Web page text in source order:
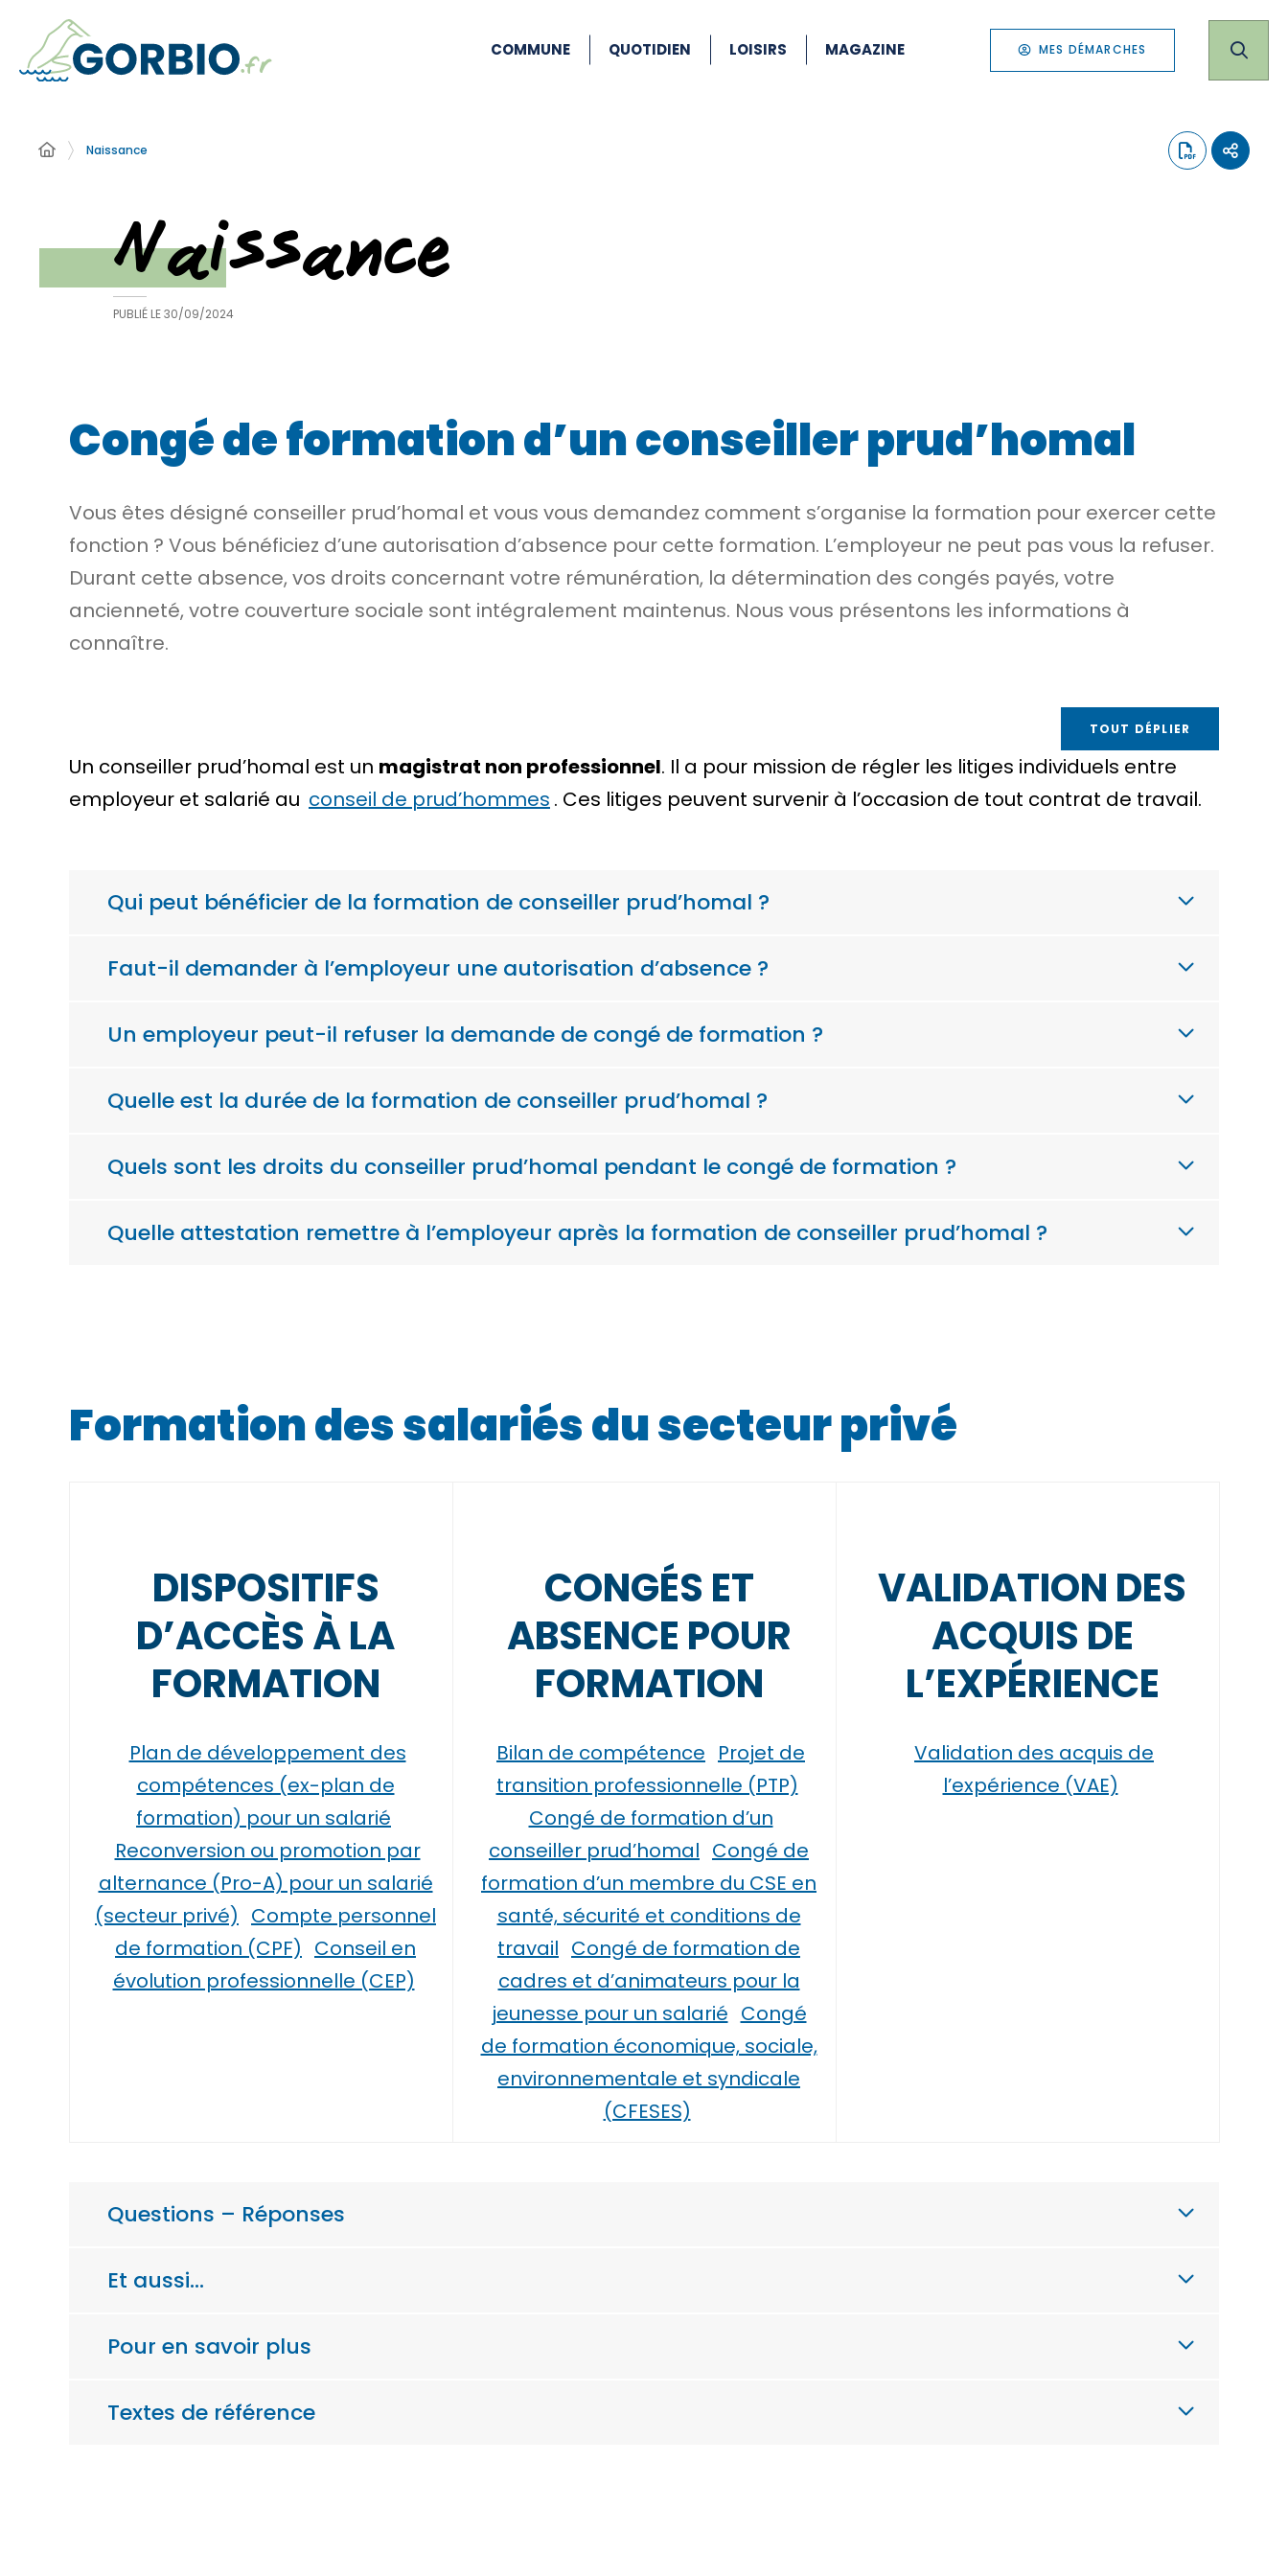
COMMUNE QUOTIDIEN LOISIRS MAGAZINE MES DÉMARCHES
Naissance
Naissance
PUBLIÉ LE30/09/2024
Congé de formation d’un conseiller prud’homal
Vous êtes désigné conseiller prud’homal et vous vous demandez comment s’organise la formation pour exercer cette
fonction ? Vous bénéficiez d’une autorisation d’absence pour cette formation. L’employeur ne peut pas vous la refuser.
Durant cette absence, vos droits concernant votre rémunération, la détermination des congés payés, votre
ancienneté, votre couverture sociale sont intégralement maintenus. Nous vous présentons les informations à
connaître.
TOUT DÉPLIER
Un conseiller prud’homal est un magistrat non professionnel. Il a pour mission de régler les litiges individuels entre
employeur et salarié au conseil de prud’hommes . Ces litiges peuvent survenir à l’occasion de tout contrat de travail.
Qui peut bénéficier de la formation de conseiller prud’homal ?
Faut-il demander à l’employeur une autorisation d’absence ?
Un employeur peut-il refuser la demande de congé de formation ?
Quelle est la durée de la formation de conseiller prud’homal ?
Quels sont les droits du conseiller prud’homal pendant le congé de formation ?
Quelle attestation remettre à l’employeur après la formation de conseiller prud’homal ?
Formation des salariés du secteur privé
DISPOSITIFS
D’ACCÈS À LA
FORMATION
Plan de développement des
compétences (ex-plan de
formation) pour un salarié
Reconversion ou promotion par
alternance (Pro-A) pour un salarié
(secteur privé) Compte personnel
de formation (CPF) Conseil en
évolution professionnelle (CEP)
CONGÉS ET
ABSENCE POUR
FORMATION
Bilan de compétence Projet de
transition professionnelle (PTP)
Congé de formation d’un
conseiller prud’homal Congé de
formation d’un membre du CSE en
santé, sécurité et conditions de
travail Congé de formation de
cadres et d’animateurs pour la
jeunesse pour un salarié Congé
de formation économique, sociale,
environnementale et syndicale
(CFESES)
VALIDATION DES
ACQUIS DE
L’EXPÉRIENCE
Validation des acquis de
l’expérience (VAE)
Questions – Réponses
Et aussi…
Pour en savoir plus
Textes de référence